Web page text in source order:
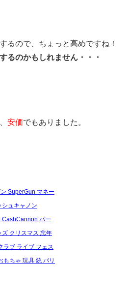
るので、ちょっと高めですね！
るのかもしれません・・・
安価でもありました。
SuperGun マネー
シュキャノン
CashCannon パー
ズ クリスマス 忘年
ラブ ライブ フェス
もちゃ 玩具 銃 パリ